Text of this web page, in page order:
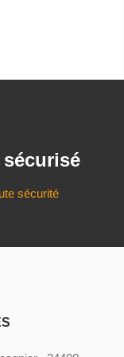
sécurisé
sécurité